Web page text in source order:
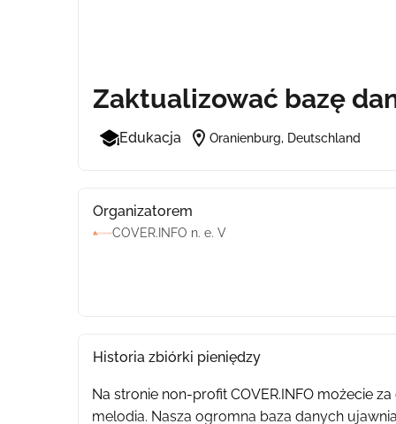
Zaktualizować bazę
Edukacja location_on Oranienburg, Deutschland
Organizatorem
COVER.INFO n. e. V
Historia zbiórki pieniędzy
Na stronie non-profit COVER.INFO możecie
melodia. Nasza ogromna baza danych